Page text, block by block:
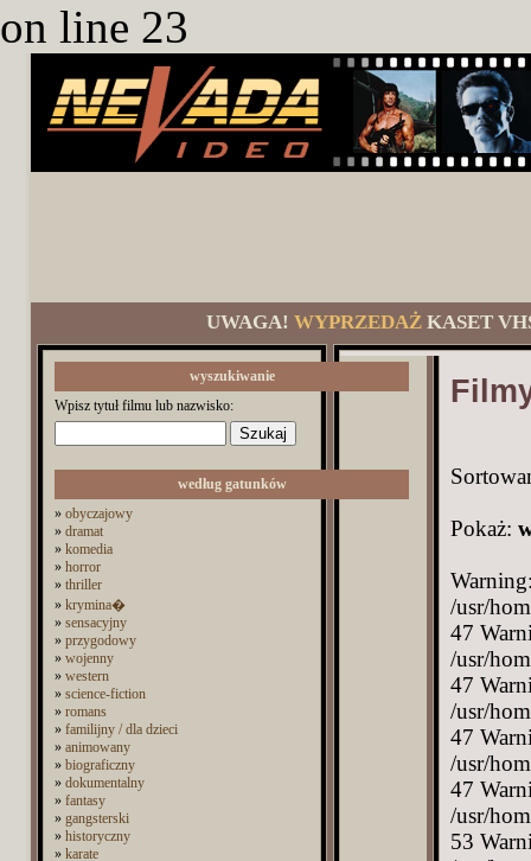
on line 23
UWAGA! WYPRZEDAŻKASET
wyszukiwanie
Wpisz tytuł filmu lub nazwisko:
według gatunków
» obyczajowy
» dramat
» komedia
» horror
» thriller
» krymina�
» sensacyjny
» przygodowy
» wojenny
» western
» science-fiction
» romans
» familijny / dla dzieci
» animowany
» biograficzny
» dokumentalny
» fantasy
» gangsterski
» historyczny
» karate
Pokaż:
/usr/
47
/usr/
47
/usr/
47
/usr/
47
/usr/
53